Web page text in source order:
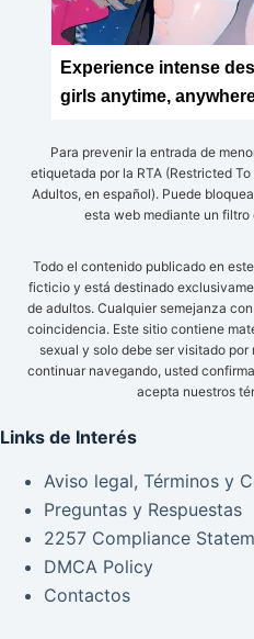
Experience intense
girls anytime,
Para prevenir la entrada de
etiquetada por la RTA (Restricted
Adultos, en español). Puede
esta web mediante un
Todo el contenido publicado en
ficticio y está destinado
de adultos. Cualquier semejanza
coincidencia. Este sitio contiene
sexual y solo debe ser visitado por
continuar navegando, usted
acepta nuestros
Links de Interés
Aviso legal, Términos y
Preguntas y Respuestas
2257 Compliance
DMCA Policy
Contactos